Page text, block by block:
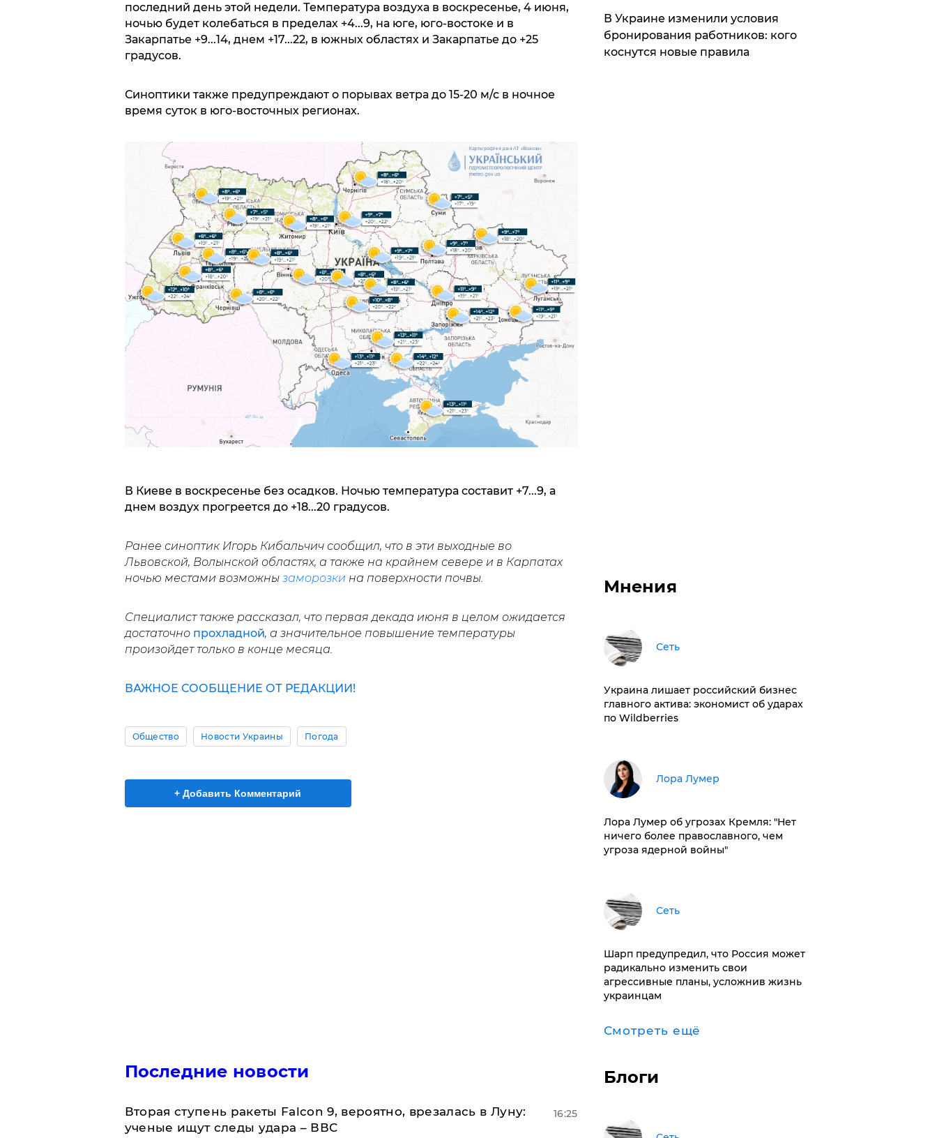
последний день этой недели. Температура воздуха в воскресенье, 4 июня,
ночью будет колебаться в пределах +4...9, на юге, юго-востоке и в
Закарпатье +9...14, днем +17...22, в южных областях и Закарпатье до +25
градусов.
Синоптики также предупреждают о порывах ветра до 15-20 м/с в ночное
время суток в юго-восточных регионах.
В Киеве в воскресенье без осадков. Ночью температура составит +7...9, а
днем воздух прогреется до +18...20 градусов.
Ранее синоптик Игорь Кибальчич сообщил, что в эти выходные во
Львовской, Волынской областях, а также на крайнем севере и в Карпатах
ночью местами возможны заморозки на поверхности почвы.
Специалист также рассказал, что первая декада июня в целом ожидается
достаточно прохладной, а значительное повышение температуры
произойдет только в конце месяца.
ВАЖНОЕ СООБЩЕНИЕ ОТ РЕДАКЦИИ!
Общество Новости Украины Погода
+ Добавить Комментарий
Последние новости
Вторая ступень ракеты Falcon 9, вероятно, врезалась в Луну:
ученые ищут следы удара – ВВС
16:25
В Украине изменили условия
бронирования работников: кого
коснутся новые правила
Мнения
Сеть
​Украина лишает российский бизнес
главного актива: экономист об ударах
по Wildberries
​Лора Лумер
Лора Лумер об угрозах Кремля: "Нет
ничего более православного, чем
угроза ядерной войны"
Сеть
Шарп предупредил, что Россия может
радикально изменить свои
агрессивные планы, усложнив жизнь
украинцам
Смотреть ещё
Блоги